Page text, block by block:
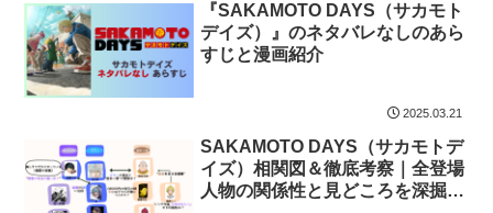
『SAKAMOTO DAYS（サカモト
デイズ）』のネタバレなしのあら
すじと漫画紹介
2025.03.21
SAKAMOTO DAYS（サカモトデ
イズ）相関図＆徹底考察｜全登場
人物の関係性と見どころを深掘り